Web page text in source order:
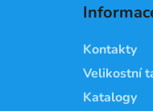
Kontakty
Velikostní
Katalogy